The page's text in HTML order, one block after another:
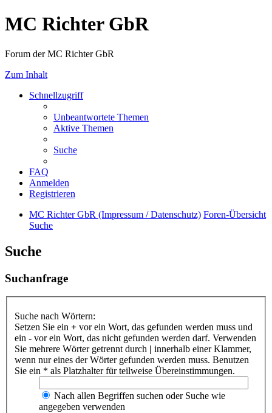
MC Richter GbR
Forum der MC Richter GbR
Zum Inhalt
Schnellzugriff
Unbeantwortete Themen
Aktive Themen
Suche
FAQ
Anmelden
Registrieren
MC Richter GbR (Impressum / Datenschutz) Foren-Übersicht
Suche
Suche
Suchanfrage
Suche nach Wörtern:
Setzen Sie ein + vor ein Wort, das gefunden werden muss und
ein - vor ein Wort, das nicht gefunden werden darf. Verwenden
Sie mehrere Wörter getrennt durch | innerhalb einer Klammer,
wenn nur eines der Wörter gefunden werden muss. Benutzen
Sie ein * als Platzhalter für teilweise Übereinstimmungen.
Nach allen Begriffen suchen oder Suche wie
angegeben verwenden